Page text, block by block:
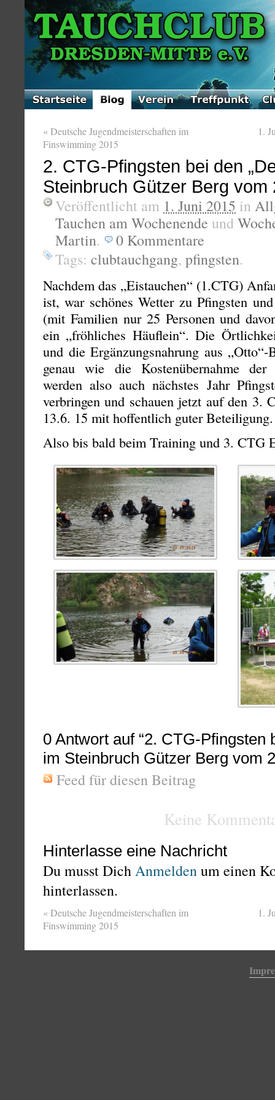
«Deutsche Jugendmeisterschaften im
Finswimming 2015
1.
2. CTG-Pfingsten bei den
Steinbruch Gützer Berg vom
Veröffentlicht am 1. Juni 2015 in
Tauchen am Wochenende und
Martin. 0 Kommentare
Tags: clubtauchgang, pfingsten.
Nachdem das „Eistauchen“ (1.CTG)
ist, war schönes Wetter zu Pfingsten
(mit Familien nur 25 Personen und
ein „fröhliches Häuflein“. Die
und die Ergänzungsnahrung aus
genau wie die Kostenübernahme der
werden also auch nächstes Jahr
verbringen und schauen jetzt auf den 3.
13.6. 15 mit hoffentlich guter Beteiligung.
Also bis bald beim Training und 3. CTG
0 Antwort auf “2. CTG-Pfingsten
im Steinbruch Gützer Berg vom
Feed für diesen Beitrag
Keine
Hinterlasse eine Nachricht
Du musst DichAnmeldenum einen
hinterlassen.
«Deutsche Jugendmeisterschaften im
Finswimming 2015
1.